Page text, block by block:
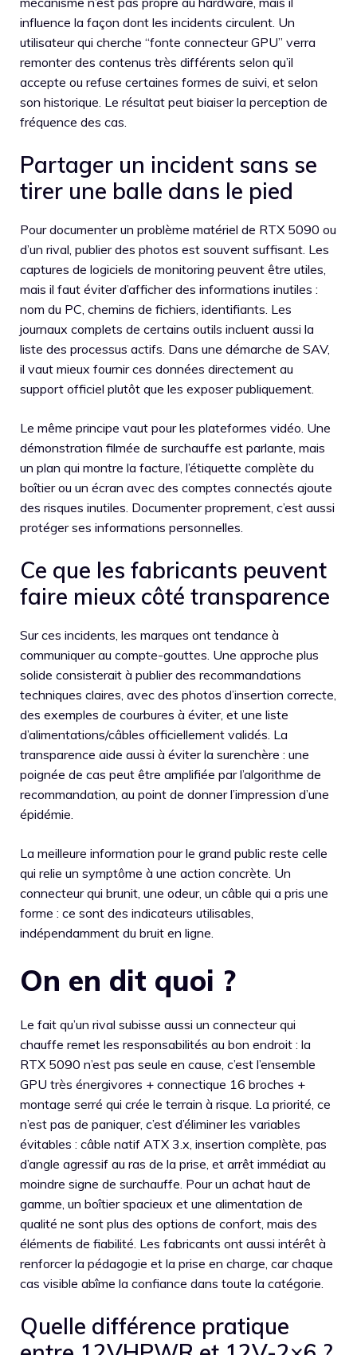
influence la façon dont les incidents circulent. Un
utilisateur qui cherche “fonte connecteur GPU” verra
remonter des contenus très différents selon qu’il
accepte ou refuse certaines formes de suivi, et selon
son historique. Le résultat peut biaiser la perception de
fréquence des cas.
Partager un incident sans se
tirer une balle dans le pied
Pour documenter un problème matériel de RTX 5090 ou
d’un rival, publier des photos est souvent suffisant. Les
captures de logiciels de monitoring peuvent être utiles,
mais il faut éviter d’afficher des informations inutiles :
nom du PC, chemins de fichiers, identifiants. Les
journaux complets de certains outils incluent aussi la
liste des processus actifs. Dans une démarche de SAV,
il vaut mieux fournir ces données directement au
support officiel plutôt que les exposer publiquement.
Le même principe vaut pour les plateformes vidéo. Une
démonstration filmée de surchauffe est parlante, mais
un plan qui montre la facture, l’étiquette complète du
boîtier ou un écran avec des comptes connectés ajoute
des risques inutiles. Documenter proprement, c’est aussi
protéger ses informations personnelles.
Ce que les fabricants peuvent
faire mieux côté transparence
Sur ces incidents, les marques ont tendance à
communiquer au compte-gouttes. Une approche plus
solide consisterait à publier des recommandations
techniques claires, avec des photos d’insertion correcte,
des exemples de courbures à éviter, et une liste
d’alimentations/câbles officiellement validés. La
transparence aide aussi à éviter la surenchère : une
poignée de cas peut être amplifiée par l’algorithme de
recommandation, au point de donner l’impression d’une
épidémie.
La meilleure information pour le grand public reste celle
qui relie un symptôme à une action concrète. Un
connecteur qui brunit, une odeur, un câble qui a pris une
forme : ce sont des indicateurs utilisables,
indépendamment du bruit en ligne.
On en dit quoi ?
Le fait qu’un rival subisse aussi un connecteur qui
chauffe remet les responsabilités au bon endroit : la
RTX 5090 n’est pas seule en cause, c’est l’ensemble
GPU très énergivores + connectique 16 broches +
montage serré qui crée le terrain à risque. La priorité, ce
n’est pas de paniquer, c’est d’éliminer les variables
évitables : câble natif ATX 3.x, insertion complète, pas
d’angle agressif au ras de la prise, et arrêt immédiat au
moindre signe de surchauffe. Pour un achat haut de
gamme, un boîtier spacieux et une alimentation de
qualité ne sont plus des options de confort, mais des
éléments de fiabilité. Les fabricants ont aussi intérêt à
renforcer la pédagogie et la prise en charge, car chaque
cas visible abîme la confiance dans toute la catégorie.
Quelle différence pratique